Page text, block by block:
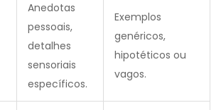
Anedotas
pessoais,
detalhes
sensoriais
específicos.
Exemplos
genéricos,
hipotéticos ou
vagos.